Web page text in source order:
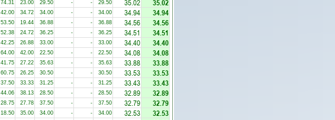
74.31 23.00 29.50 - - 29.50 35.02 35.02
42.00 34.72 34.00 - - 34.00 34.94 34.94
53.50 19.44 36.88 - - 36.88 34.56 34.56
52.38 24.72 36.25 - - 36.25 34.51 34.51
42.25 26.88 33.00 - - 33.00 34.40 34.40
64.00 42.00 22.50 - - 22.50 34.08 34.08
41.75 27.22 35.63 - - 35.63 33.88 33.88
60.75 26.25 30.50 - - 30.50 33.53 33.53
37.50 33.33 31.25 - - 31.25 33.43 33.43
44.06 38.13 28.50 - - 28.50 32.89 32.89
28.75 27.78 37.50 - - 37.50 32.79 32.79
18.50 35.00 34.00 - - 34.00 32.53 32.53